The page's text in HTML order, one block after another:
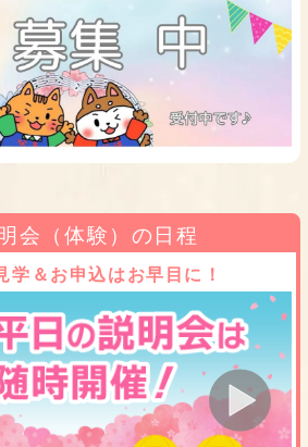
会（体験）の日程
学＆お申込はお早目に！